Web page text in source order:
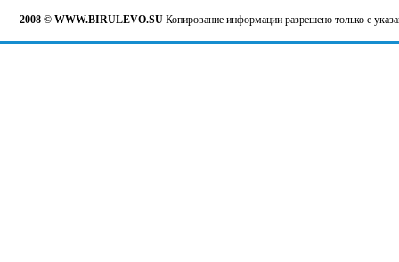
2008 © WWW.BIRULEVO.SU Копирование информации разрешено только с